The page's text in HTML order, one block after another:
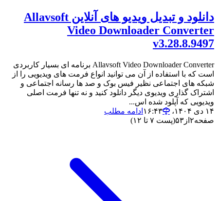
دانلود و تبدیل ویدیو های آنلاین Allavsoft
Video Downloader Converter
v3.28.8.9497
Allavsoft Video Downloader Converter برنامه ای بسیار کاربردی
است که با استفاده از آن می توانید انواع فرمت های ویدیویی را از
شبکه های اجتماعی نظیر فیس بوک و صد ها رسانه اجتماعی و
اشتراک گذاری ویدیوی دیگر دانلود کنید و نه تنها فرمت اصلی
ویدیویی که آپلود شده اس...
۱۴ دی ۱۴۰۴،‏ ۱۶:۴۳
ادامه مطلب
صفحه۲ از ۵۳(پست ۷ تا ۱۲)